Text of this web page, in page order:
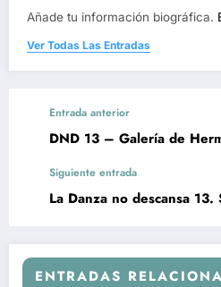
Añade tu información biográfica.
Ver Todas Las Entradas
Entrada anterior
DND 13 – Galería de
Siguiente entrada
La Danza no descansa 13.
ENTRADAS